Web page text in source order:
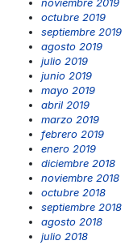
octubre 2019
septiembre 2019
agosto 2019
julio 2019
junio 2019
mayo 2019
abril 2019
marzo 2019
febrero 2019
enero 2019
diciembre 2018
noviembre 2018
octubre 2018
septiembre 2018
agosto 2018
julio 2018